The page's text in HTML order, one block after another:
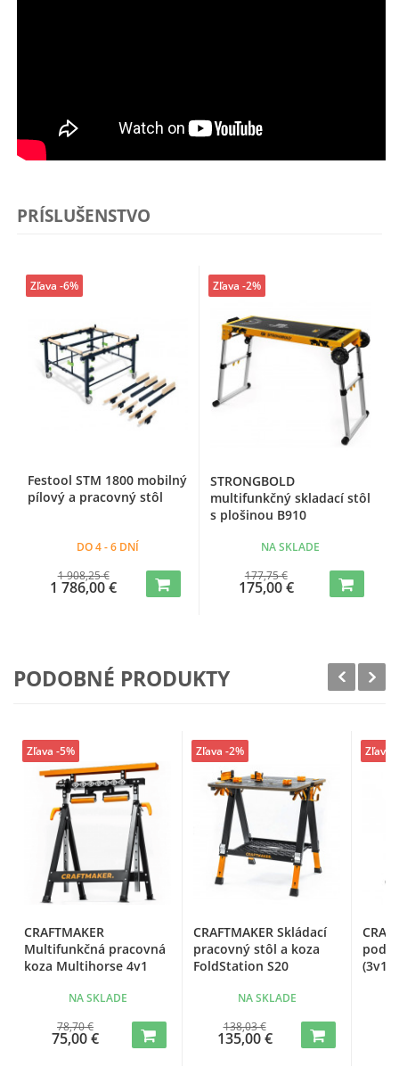
PRÍSLUŠENSTVO
Festool STM 1800 mobilný
pílový a pracovný stôl
DO 4 - 6 DNÍ
1 908,25 €
1 786,00 €
Zľava -6%
STRONGBOLD
multifunkčný skladací stôl
s plošinou B910
NA SKLADE
177,75 €
175,00 €
Zľava -2%
PODOBNÉ PRODUKTY
CRAFTMAKER
Multifunkčná pracovná
koza Multihorse 4v1
NA SKLADE
78,70 €
75,00 €
Zľava -5%
CRAFTMAKER Skládací
pracovný stôl a koza
FoldStation S20
NA SKLADE
138,03 €
135,00 €
Zľava -2%
(3v1)
Zľava